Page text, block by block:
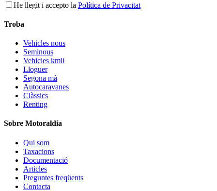
He llegit i accepto la Política de Privacitat
Troba
Vehicles nous
Seminous
Vehicles km0
Lloguer
Segona mà
Autocaravanes
Clàssics
Renting
Sobre Motoraldia
Qui som
Taxacions
Documentació
Articles
Preguntes freqüents
Contacta